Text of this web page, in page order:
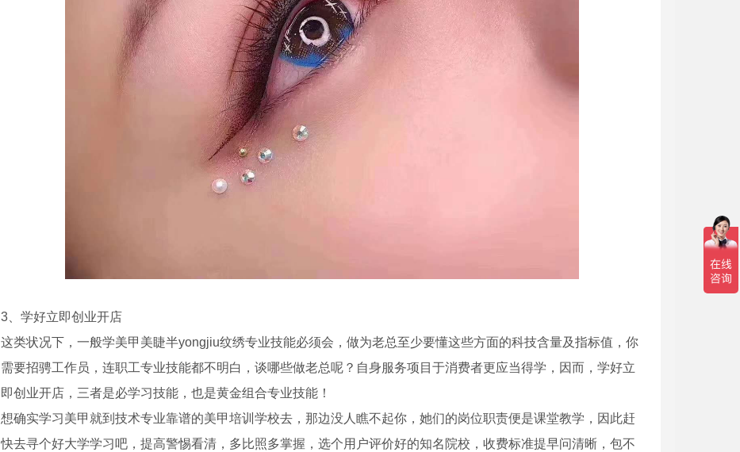
3、学好立即创业开店
这类状况下，一般学美甲美睫半yongjiu纹绣专业技能必须会，做为老总至少要懂这些方面的科技含量及指标值，你
需要招骋工作员，连职工专业技能都不明白，谈哪些做老总呢？自身服务项目于消费者更应当得学，因而，学好立
即创业开店，三者是必学习技能，也是黄金组合专业技能！
想确实学习美甲就到技术专业靠谱的美甲培训学校去，那边没人瞧不起你，她们的岗位职责便是课堂教学，因此赶
快去寻个好大学学习吧，提高警惕看清，多比照多掌握，选个用户评价好的知名院校，收费标准提早问清晰，包不